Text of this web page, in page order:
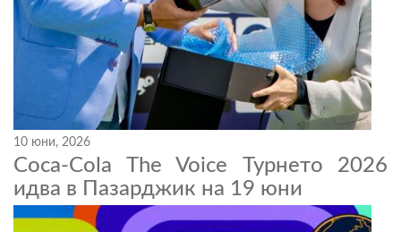
10 юни, 2026
Coca-Cola The Voice Турнето 2026
идва в Пазарджик на 19 юни